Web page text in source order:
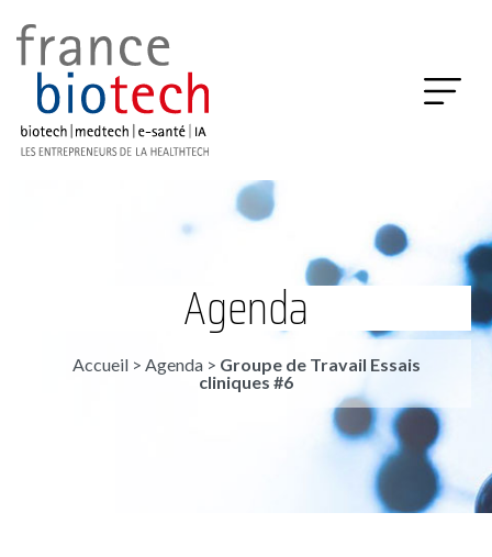
Agenda
Accueil> Agenda> Groupe de Travail Essais
cliniques #6